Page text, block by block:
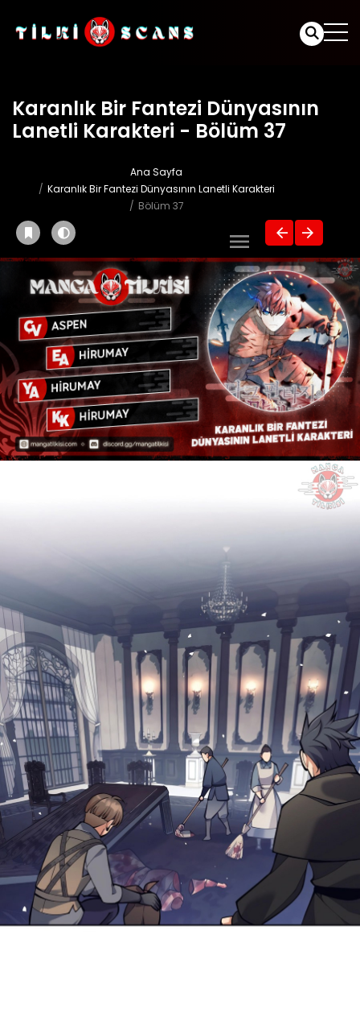
Karanlık Bir Fantezi Dünyasının
Lanetli Karakteri - Bölüm 37
Ana Sayfa
Karanlık Bir Fantezi Dünyasının Lanetli Karakteri
Bölüm 37